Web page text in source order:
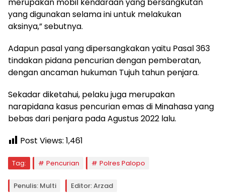
merupakan mobil kendaraan yang bersangkutan
yang digunakan selama ini untuk melakukan
aksinya,” sebutnya.
Adapun pasal yang dipersangkakan yaitu Pasal 363
tindakan pidana pencurian dengan pemberatan,
dengan ancaman hukuman Tujuh tahun penjara.
Sekadar diketahui, pelaku juga merupakan
narapidana kasus pencurian emas di Minahasa yang
bebas dari penjara pada Agustus 2022 lalu.
Post Views: 1,461
Tag: Pencurian Polres Palopo
Penulis: Multi Editor: Arzad